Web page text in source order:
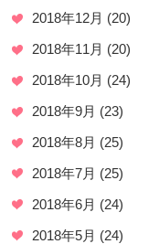
2018年12月 (20)
2018年11月 (20)
2018年10月 (24)
2018年9月 (23)
2018年8月 (25)
2018年7月 (25)
2018年6月 (24)
2018年5月 (24)